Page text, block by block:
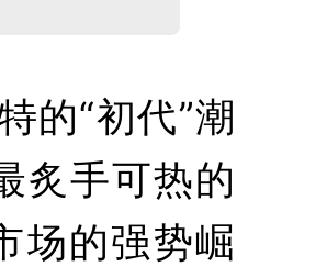
的“初代”潮
炙手可热的
场的强势崛